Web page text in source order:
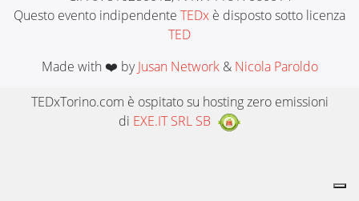
Questo evento indipendente TEDx è disposto sotto licenza
TED
Made with ❤️ byJusan Network& Nicola Paroldo
TEDxTorino.com è ospitato su hosting zero emissioni
di EXE.IT SRL SB